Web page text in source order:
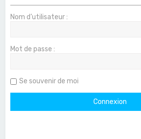
Nom d’utilisateur :
Mot de passe :
Se souvenir de moi